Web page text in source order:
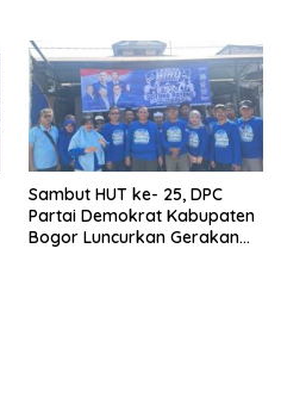
Sambut HUT ke- 25, DPC
Partai Demokrat Kabupaten
Bogor Luncurkan Gerakan